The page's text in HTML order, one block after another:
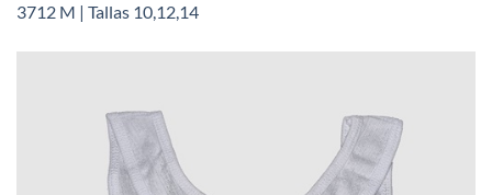
3712 M | Tallas 10,12,14